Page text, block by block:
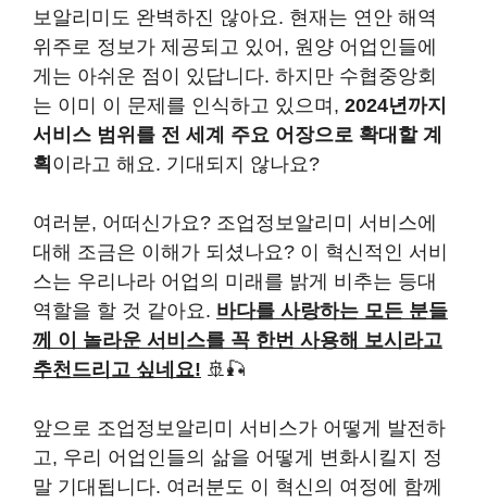
보알리미도 완벽하진 않아요. 현재는 연안 해역
위주로 정보가 제공되고 있어, 원양 어업인들에
게는 아쉬운 점이 있답니다. 하지만 수협중앙회
는 이미 이 문제를 인식하고 있으며, 2024년까지
서비스 범위를 전 세계 주요 어장으로 확대할 계
획 이라고 해요. 기대되지 않나요?
여러분, 어떠신가요? 조업정보알리미 서비스에
대해 조금은 이해가 되셨나요? 이 혁신적인 서비
스는 우리나라 어업의 미래를 밝게 비추는 등대
역할을 할 것 같아요. 바다를 사랑하는 모든 분들
께 이 놀라운 서비스를 꼭 한번 사용해 보시라고
추천드리고 싶네요! 🚢🎣
앞으로 조업정보알리미 서비스가 어떻게 발전하
고, 우리 어업인들의 삶을 어떻게 변화시킬지 정
말 기대됩니다. 여러분도 이 혁신의 여정에 함께